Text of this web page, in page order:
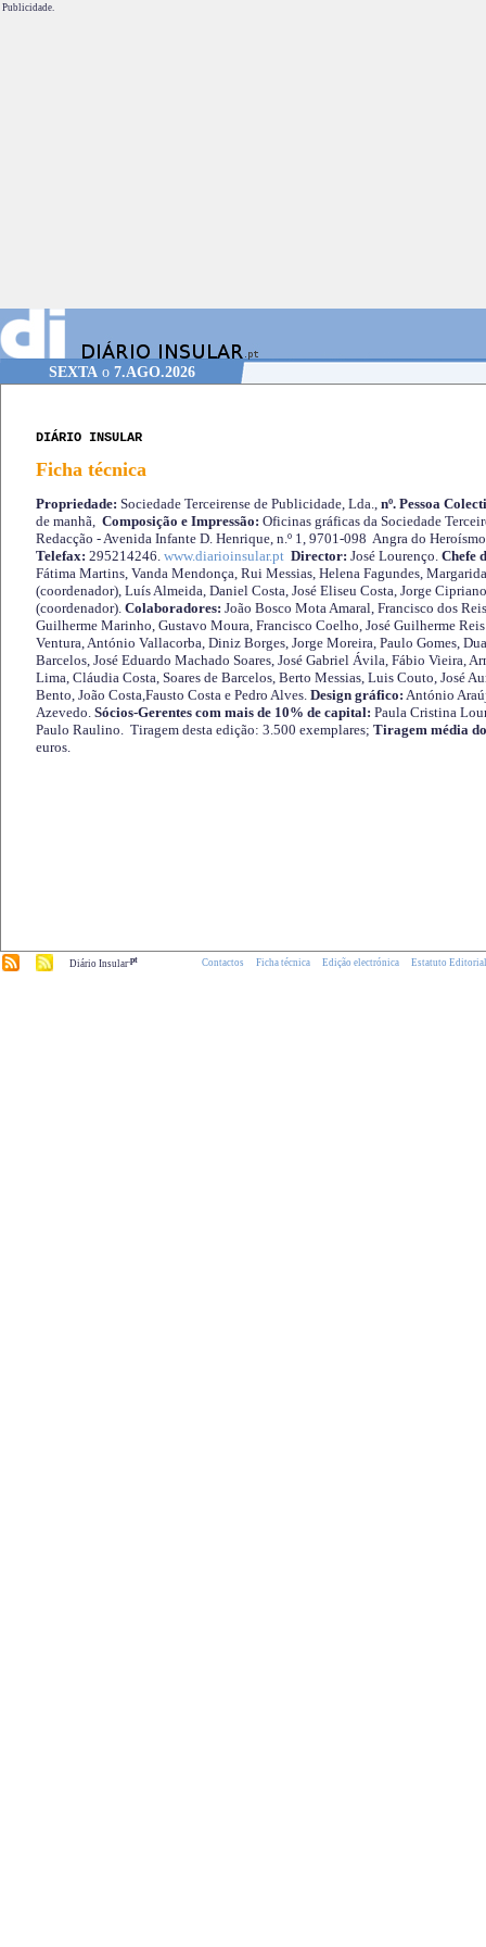
Publicidade.
SEXTA o 7.AGO.2026
DIÁRIO INSULAR
Ficha técnica
Propriedade: Sociedade Terceirense de Publicidade, Lda., nº. Pessoa
de manhã, Composição e Impressão: Oficinas gráficas da Sociedade
Redacção - Avenida Infante D. Henrique, n.º 1, 9701-098 Angra do
Telefax: 295214246. www.diarioinsular.pt Director: José Lourenço. Chefe
Fátima Martins, Vanda Mendonça, Rui Messias, Helena Fagundes,
(coordenador), Luís Almeida, Daniel Costa, José Eliseu Costa, Jorge
(coordenador). Colaboradores: João Bosco Mota Amaral, Francisco dos
Guilherme Marinho, Gustavo Moura, Francisco Coelho, José Guilherme
Ventura, António Vallacorba, Diniz Borges, Jorge Moreira, Paulo Gomes,
Barcelos, José Eduardo Machado Soares, José Gabriel Ávila, Fábio Vieira,
Lima, Cláudia Costa, Soares de Barcelos, Berto Messias, Luis Couto, José
Bento, João Costa,Fausto Costa e Pedro Alves. Design gráfico: António
Azevedo. Sócios-Gerentes com mais de 10% de capital: Paula Cristina
Paulo Raulino. Tiragem desta edição: 3.500 exemplares; Tiragem média
euros.
Diário Insular.pt Contactos Ficha técnica Edição electrónica Estatuto Editorial